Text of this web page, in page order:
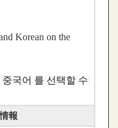
Korean on the
국어 를 선택할 수
報